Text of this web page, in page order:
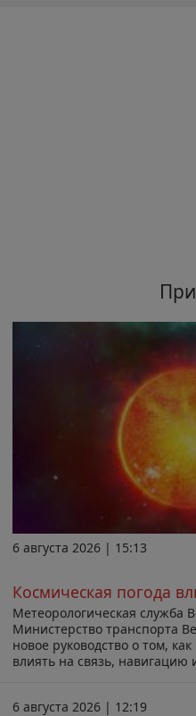
6 августа 2026 | 15:13
Космическая погода
Метеорологическая служба
Министерство транспорта
новое руководство о том,
влиять на связь, навигацию
6 августа 2026 | 12:19